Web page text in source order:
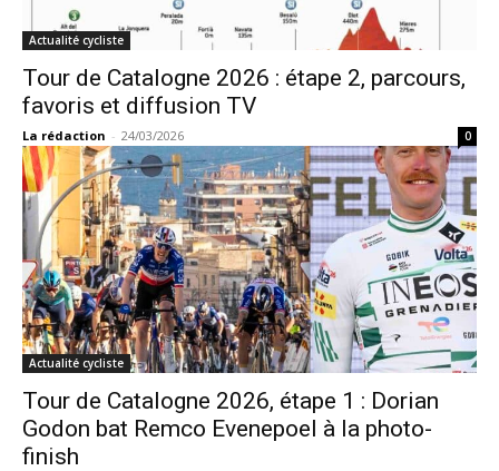
Actualité cycliste
Tour de Catalogne 2026 : étape 2, parcours,
favoris et diffusion TV
La rédaction - 24/03/2026 0
Actualité cycliste
Tour de Catalogne 2026, étape 1 : Dorian
Godon bat Remco Evenepoel à la photo-
finish